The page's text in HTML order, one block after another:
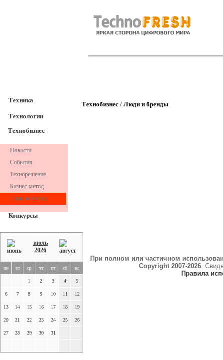
Техника
Технологии
Технобизнес
Новости
События
Технорешение
Бизнес-метод
Люди и бренды
Конкурсы
июль
2026
пн вт ср чт пт сб вс
1 2 3 4 5
6 7 8 9 10 11 12
13 14 15 16 17 18 19
20 21 22 23 24 25 26
27 28 29 30 31
Технобизнес / Люди и бренды
При полном или частичном
Copyright 2007-2026.
Правила